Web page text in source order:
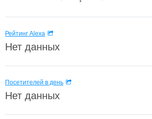
Рейтинг Alexa
Нет данных
Посетителей в день
Нет данных